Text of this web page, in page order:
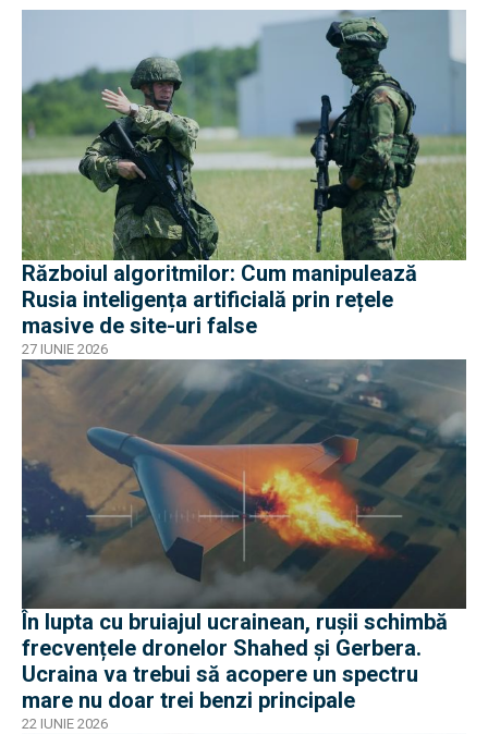
Războiul algoritmilor: Cum manipulează
Rusia inteligența artificială prin rețele
masive de site-uri false
27 IUNIE 2026
În lupta cu bruiajul ucrainean, rușii schimbă
frecvențele dronelor Shahed și Gerbera.
Ucraina va trebui să acopere un spectru
mare nu doar trei benzi principale
22 IUNIE 2026